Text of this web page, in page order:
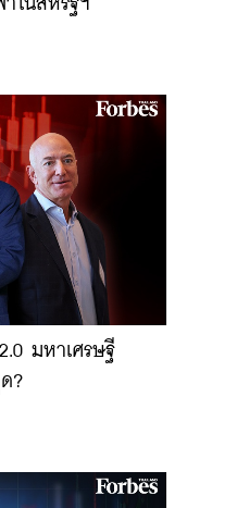
ในสหรัฐฯ
มหาเศรษฐี
?